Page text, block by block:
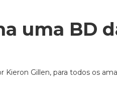
uma BD
Kieron Gillen, para todos os